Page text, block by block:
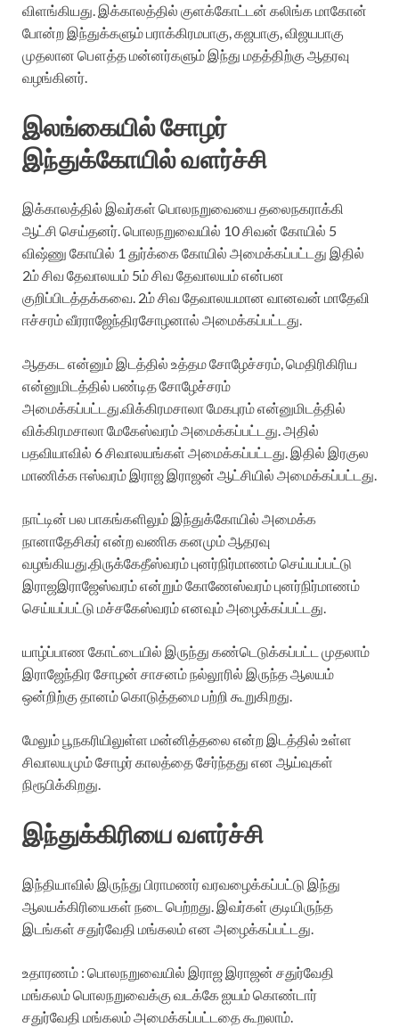
விளங்கியது. இக்காலத்தில் குளக்கோட்டன் கலிங்க மாகோன்
போன்ற இந்துக்களும் பராக்கிரமபாகு, கஜபாகு, விஜயபாகு
முதலான பௌத்த மன்னர்களும் இந்து மதத்திற்கு ஆதரவு
வழங்கினர்.
இலங்கையில் சோழர்
இந்துக்கோயில் வளர்ச்சி
இக்காலத்தில் இவர்கள் பொலநறுவையை தலைநகராக்கி
ஆட்சி செய்தனர். பொலநறுவையில் 10 சிவன் கோயில் 5
விஷ்ணு கோயில் 1 துர்க்கை கோயில் அமைக்கப்பட்டது இதில்
2ம் சிவ தேவாலயம் 5ம் சிவ தேவாலயம் என்பன
குறிப்பிடத்தக்கவை. 2ம் சிவ தேவாலயமான வானவன் மாதேவி
ஈச்சரம் வீரராஜேந்திரசோழனால் அமைக்கப்பட்டது.
ஆதகட என்னும் இடத்தில் உத்தம சோழேச்சரம், மெதிரிகிரிய
என்னுமிடத்தில் பண்டித சோழேச்சரம்
அமைக்கப்பட்டது.விக்கிரமசாலா மேகபுரம் என்னுமிடத்தில்
விக்கிரமசாலா மேகேஸ்வரம் அமைக்கப்பட்டது. அதில்
பதவியாவில் 6 சிவாலயங்கள் அமைக்கப்பட்டது. இதில் இரகுல
மாணிக்க ஈஸ்வரம் இராஜ இராஜன் ஆட்சியில் அமைக்கப்பட்டது.
நாட்டின் பல பாகங்களிலும் இந்துக்கோயில் அமைக்க
நானாதேசிகர் என்ற வணிக கனமும் ஆதரவு
வழங்கியது.திருக்கேதீஸ்வரம் புனர்நிர்மாணம் செய்யப்பட்டு
இராஜஇராஜேஸ்வரம் என்றும் கோணேஸ்வரம் புனர்நிர்மாணம்
செய்யப்பட்டு மச்சகேஸ்வரம் எனவும் அழைக்கப்பட்டது.
யாழ்ப்பாண கோட்டையில் இருந்து கண்டெடுக்கப்பட்ட முதலாம்
இராஜேந்திர சோழன் சாசனம் நல்லூரில் இருந்த ஆலயம்
ஒன்றிற்கு தானம் கொடுத்தமை பற்றி கூறுகிறது.
மேலும் பூநகரியிலுள்ள மன்னித்தலை என்ற இடத்தில் உள்ள
சிவாலயமும் சோழர் காலத்தை சேர்ந்தது என ஆய்வுகள்
நிரூபிக்கிறது.
இந்துக்கிரியை வளர்ச்சி
இந்தியாவில் இருந்து பிராமணர் வரவழைக்கப்பட்டு இந்து
ஆலயக்கிரியைகள் நடை பெற்றது. இவர்கள் குடியிருந்த
இடங்கள் சதுர்வேதி மங்கலம் என அழைக்கப்பட்டது.
உதாரணம் : பொலநறுவையில் இராஜ இராஜன் சதுர்வேதி
மங்கலம் பொலநறுவைக்கு வடக்கே ஐயம் கொண்டார்
சதுர்வேதி மங்கலம் அமைக்கப்பட்டதை கூறலாம்.